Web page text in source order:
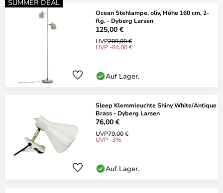
SUMMER DEAL
Ocean Stehlampe, oliv, Höhe 160 cm, 2-
flg. - Dyberg Larsen
125,00 €
UVP209,00 €
UVP -84,00 €
Auf Lager.
Sleep Klemmleuchte Shiny White/Antique
Brass - Dyberg Larsen
76,00 €
UVP79,00 €
UVP -3%
Auf Lager.